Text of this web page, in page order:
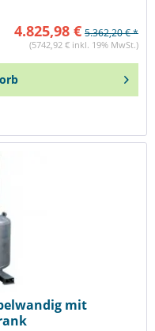
4.825,98 € 5.362,20 € *
(5742,92 € inkl. 19% MwSt.)
mit